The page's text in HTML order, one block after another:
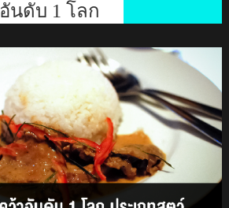
อันดับ 1 โลก